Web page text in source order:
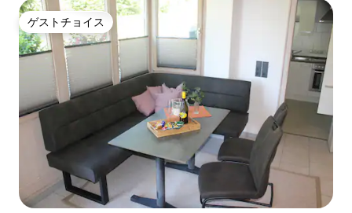
ゲストチョイス
ゲストチョイス